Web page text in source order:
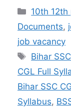
at
s
A
p
p
e
gr
a
m
10th 12th
Documents,
job vacancy
Tags
Bihar
CGL Full
Bihar SSC
Syllabus,